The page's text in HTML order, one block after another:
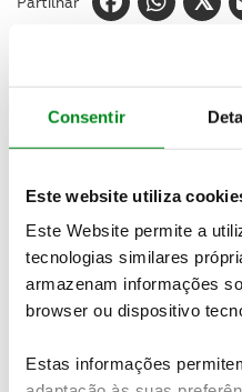
Consentir
Este website utiliza
Este Website permite a
tecnologias similares
armazenam informações
browser ou dispositivo
Estas informações